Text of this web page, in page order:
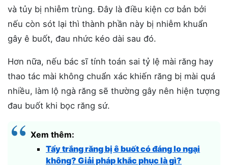
và tủy bị nhiễm trùng. Đây là điều kiện cơ bản bởi
nếu còn sót lại thì thành phần này bị nhiễm khuẩn
gây ê buốt, đau nhức kéo dài sau đó.
Hơn nữa, nếu bác sĩ tính toán sai tỷ lệ mài răng hay
thao tác mài không chuẩn xác khiến răng bị mài quá
nhiều, làm lộ ngà răng sẽ thường gây nên hiện tượng
đau buốt khi bọc răng sứ.
Xem thêm:
Tẩy trắng răng bị ê buốt có đáng lo ngại
không? Giải pháp khắc phục là gì?